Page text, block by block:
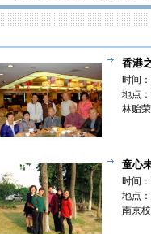
香港
时间
地点
林贻
童心
时间
地点
南京